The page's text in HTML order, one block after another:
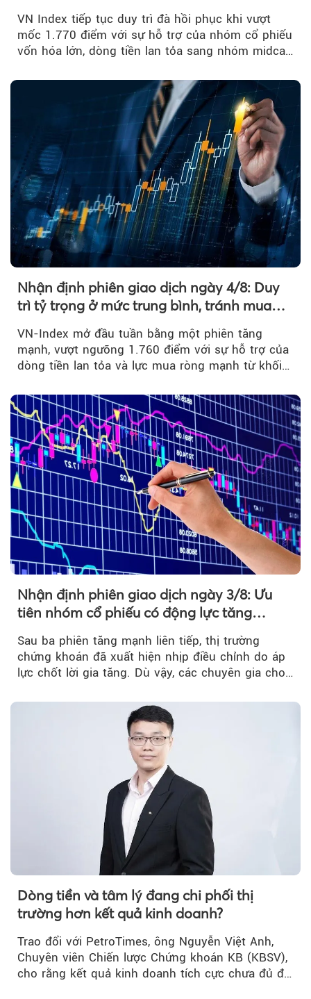
VN Index tiếp tục duy trì đà hồi phục khi vượt
mốc 1.770 điểm với sự hỗ trợ của nhóm cổ phiếu
vốn hóa lớn, dòng tiền lan tỏa sang nhóm midcap
Nhận định phiên giao dịch ngày 4/8: Duy
trì tỷ trọng ở mức trung bình, tránh mua
VN-Index mở đầu tuần bằng một phiên tăng
mạnh, vượt ngưỡng 1.760 điểm với sự hỗ trợ của
dòng tiền lan tỏa và lực mua ròng mạnh từ khối
Nhận định phiên giao dịch ngày 3/8: Ưu
tiên nhóm cổ phiếu có động lực tăng
Sau ba phiên tăng mạnh liên tiếp, thị trường
chứng khoán đã xuất hiện nhịp điều chỉnh do áp
lực chốt lời gia tăng. Dù vậy, các chuyên gia cho
Dòng tiền và tâm lý đang chi phối thị
trường hơn kết quả kinh doanh?
Trao đổi với PetroTimes, ông Nguyễn Việt Anh,
Chuyên viên Chiến lược Chứng khoán KB (KBSV),
cho rằng kết quả kinh doanh tích cực chưa đủ để